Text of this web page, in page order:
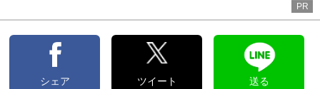
PR
シェア ツイート 送る